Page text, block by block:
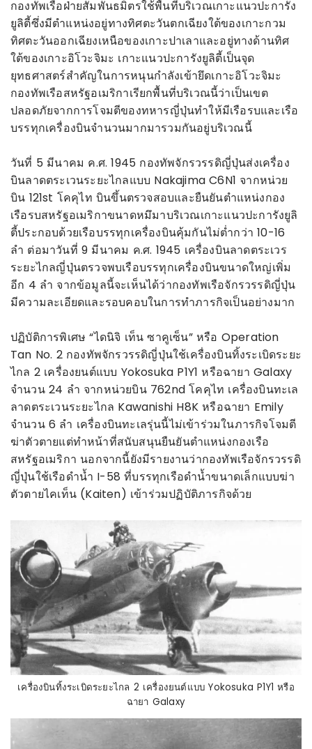
กองทัพเรือฝ่ายสัมพันธมิตรใช้พื้นที่บริเวณเกาะแนวปะการัง
ยูลิตี้ซึ่งมีตำแหน่งอยู่ทางทิศตะวันตกเฉียงใต้ของเกาะกวม
ทิศตะวันออกเฉียงเหนือของเกาะปาเลาและอยู่ทางด้านทิศ
ใต้ของเกาะอิโวะจิมะ เกาะแนวปะการังยูลิตี้เป็นจุด
ยุทธศาสตร์สำคัญในการหนุนกำลังเข้ายึดเกาะอิโวะจิมะ
กองทัพเรือสหรัฐอเมริกาเรียกพื้นที่บริเวณนี้ว่าเป็นเขต
ปลอดภัยจากการโจมตีของทหารญี่ปุ่นทำให้มีเรือรบและเรือ
บรรทุกเครื่องบินจำนวนมากมารวมกันอยู่บริเวณนี้
วันที่ 5 มีนาคม ค.ศ. 1945 กองทัพจักรวรรดิญี่ปุ่นส่งเครื่อง
บินลาดตระเวนระยะไกลแบบ Nakajima C6N1 จากหน่วย
บิน 121st โคคุไท บินขึ้นตรวจสอบและยืนยันตำแหน่งกอง
เรือรบสหรัฐอเมริกาขนาดหมึมาบริเวณเกาะแนวปะการังยูลิ
ตี้ประกอบด้วยเรือบรรทุกเครื่องบินคุ้มกันไม่ต่ำกว่า 10-16
ลำ ต่อมาวันที่ 9 มีนาคม ค.ศ. 1945 เครื่องบินลาดตระเวร
ระยะไกลญี่ปุ่นตรวจพบเรือบรรทุกเครื่องบินขนาดใหญ่เพิ่ม
อีก 4 ลำ จากข้อมูลนี้จะเห็นได้ว่ากองทัพเรือจักรวรรดิญี่ปุ่น
มีความละเอียดและรอบคอบในการทำภารกิจเป็นอย่างมาก
ปฏิบัติการพิเศษ “ไดนิจิ เท็น ซาคูเซ็น” หรือ Operation
Tan No. 2 กองทัพจักรวรรดิญี่ปุ่นใช้เครื่องบินทิ้งระเบิดระยะ
ไกล 2 เครื่องยนต์แบบ Yokosuka P1Y1 หรือฉายา Galaxy
จำนวน 24 ลำ จากหน่วยบิน 762nd โคคุไท เครื่องบินทะเล
ลาดตระเวนระยะไกล Kawanishi H8K หรือฉายา Emily
จำนวน 6 ลำ เครื่องบินทะเลรุ่นนี้ไม่เข้าร่วมในภารกิจโจมตี
ฆ่าตัวตายแต่ทำหน้าที่สนับสนุนยืนยันตำแหน่งกองเรือ
สหรัฐอเมริกา นอกจากนี้ยังมีรายงานว่ากองทัพเรือจักรวรรดิ
ญี่ปุ่นใช้เรือดำน้ำ I-58 ที่บรรทุกเรือดำน้ำขนาดเล็กแบบฆ่า
ตัวตายไคเท็น (Kaiten) เข้าร่วมปฏิบัติภารกิจด้วย
เครื่องบินทิ้งระเบิดระยะไกล 2 เครื่องยนต์แบบ Yokosuka P1Y1 หรือ
ฉายา Galaxy